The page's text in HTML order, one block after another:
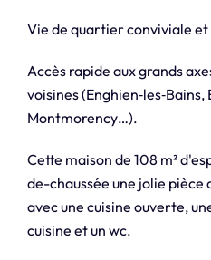
Vie de quartier conviviale et
Accès rapide aux grands
voisines (Enghien‑les‑Bains,
Montmorency…).
Cette maison de 108 m²
de-chaussée une jolie pièce
avec une cuisine ouverte,
cuisine et un wc.